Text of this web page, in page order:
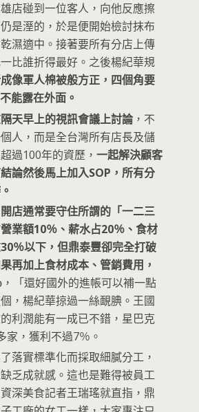
店碰到一位客人，向他反應擦
是溼的，於是便開始檢討抹布
濕適中。接著要所有分店上傳
比誰折得最好。之後楊紀華規
像軍人棉被般方正，四個角要
能露在外面。
天早上的視訊會議上討論 ，不
人，而是全台灣所有店長及儲
過100年的資歷，一起解決顧客
論然後馬上加入SOP，所有分
店通常要守住所謂的「一二三
業額10％、薪水占20％、食材
％以下，但鼎泰豐卻完全打破
再加上食材成本、管銷費用，
，「還好國外的進帳可以補一點
，楊紀華掠過一絲靦腆。王國
利潤能有一成已不錯，星巴克
家，獲利不過7％。
落實標準化而採取細膩分工，
乏成就感。這也是難得被員工
深美食記者王瑞瑤就直指，鼎